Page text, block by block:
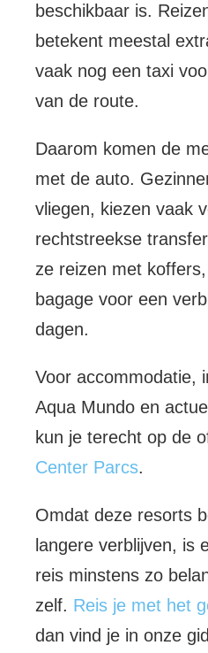
beschikbaar is.
betekent meestal
vaak nog een taxi
van de route.
Daarom komen de
met de auto.
vliegen, kiezen vaak
rechtstreekse
ze reizen met
bagage voor een
dagen.
Voor accommodatie,
Aqua Mundo en
kun je terecht op de
Center Parcs.
Omdat deze resorts
langere verblijven, is
reis minstens zo
zelf. Reis je met het
dan vind je in onze